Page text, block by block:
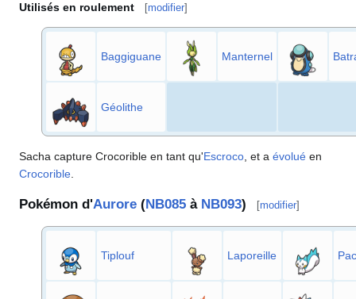
Utilisés en roulement [modifier]
Baggiguane Manternel
Géolithe
Sacha capture Crocorible en tant qu'Escroco , et a évolué en
Crocorible
Pokémon d'Aurore (NB085 à NB093) [modifier]
Tiplouf Laporeille